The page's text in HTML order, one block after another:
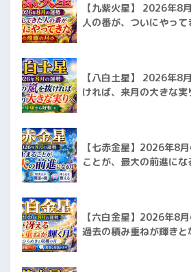
【九紫火星】 2026年8
人の番が、ついにやって
【八白土星】 2026年8
ければ、来月の大きな
【七赤金星】2026年8
ことが、最大の前進にな
【六白金星】2026年8月
過去の積み重ねが輝きと